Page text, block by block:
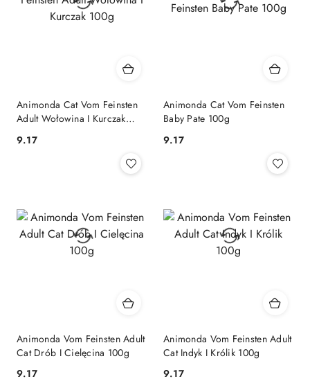
Animonda Cat Vom Feinsten
Adult Wołowina I Kurczak
Cena:
9.17
Animonda Cat Vom Feinsten
Baby Pate 100g
Cena:
9.17
Animonda Vom Feinsten Adult
Cat Drób I Cielęcina 100g
9.17
Animonda Vom Feinsten Adult
Cat Indyk I Królik 100g
9.17